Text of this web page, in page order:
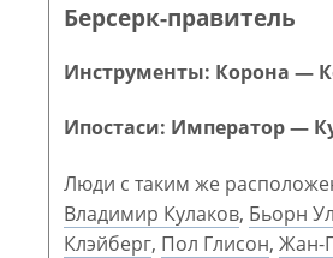
Берсерк-правитель
Инструменты: Корона —
Ипостаси: Император —
Люди с таким же
Владимир Кулаков, Бьорн
Клэйберг, Пол Глисон, Жан-